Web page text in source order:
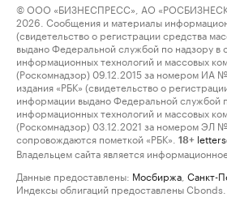
© ООО «БИЗНЕСПРЕСС», АО
2026. Сообщения и материалы
(свидетельство о регистрации средства
выдано Федеральной службой по надзору в
информационных технологий и массовых
(Роскомнадзор) 09.12.2015 за номером ИА
издания «РБК» (свидетельство о
информации выдано Федеральной службой
информационных технологий и массовых
(Роскомнадзор) 03.12.2021 за номером ЭЛ
сопровождаются пометкой «РБК».
18+
Владельцем сайта является
Данные предоставлены: Мосбиржа Санкт-
Индексы облигаций предоставлены Cbonds.